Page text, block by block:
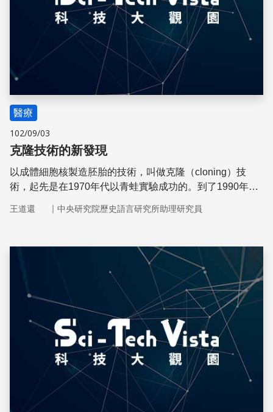
醫療
102/09/03
克隆技術的新發現
以成體細胞核製造胚胎的技術，叫做克隆（cloning）技
術，起先是在1970年代以青蛙實驗成功的。到了1990年
王道還 ｜ 中央研究院歷史語言研究所助理研究員
儲存